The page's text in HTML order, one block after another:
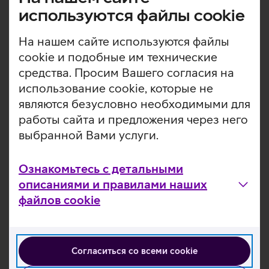
используются файлы cookie
На нашем сайте используются файлы
cookie и подобные им технические
средства. Просим Вашего согласия на
использование cookie, которые не
являются безусловно необходимыми для
работы сайта и предложения через него
выбранной Вами услуги.
Ознакомьтесь с детальными
описаниями и правилами наших
файлов cookie
Согласиться со всеми cookie
измеримые результаты национальной цифровой
уборки на совершенно новый уровень», – заметил
Хальянд.
В акции примет участие и сеть Roheline kool, которая
уже пятый год подряд проводит неделю цифровой
уборки в школах и детских садах.
«Популярность недели цифровой уборки продолжает
расти, наибольшим количеством участников стали 180
учебных заведений и более 10 000 участников,
типе отходов, оказывающих заметное экологическое
воздействие. Это особенно важно для детей и
молодежи, которые и сами активно создают интернет-
связям с общественностью Roheline Kool Лиина
Вакрёом.